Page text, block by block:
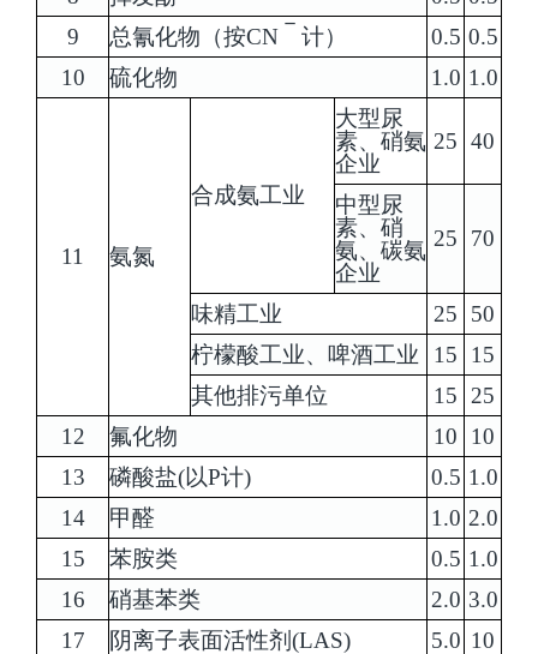
9
总氰化物（按CN
－
计） 0.5 0.5
10
硫化物 1.0 1.0
11 氨氮
合成氨工业
大型尿
素、硝氨
企业
25 40
中型尿
素、硝
氨、碳氨
企业
25 70
味精工业 25
50
柠檬酸工业、啤酒工业
15
15
其他排污单位
15
25
12
氟化物 10
10
13
磷酸盐(以P计) 0.5 1.0
14
甲醛 1.0 2.0
15
苯胺类 0.5 1.0
16
硝基苯类 2.0 3.0
17
阴离子表面活性剂(LAS) 5.0 10